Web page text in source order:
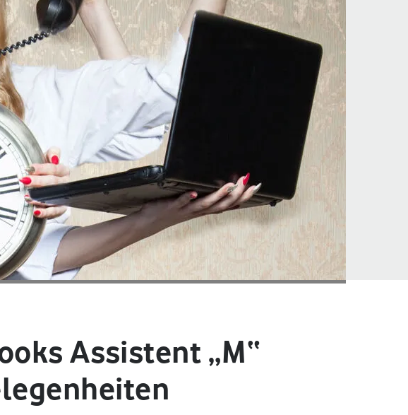
Assistent „M“